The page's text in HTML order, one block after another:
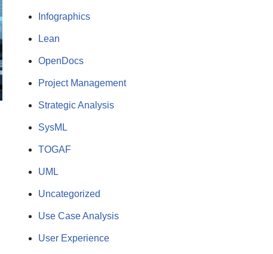
Infographics
Lean
OpenDocs
Project Management
Strategic Analysis
SysML
TOGAF
UML
Uncategorized
Use Case Analysis
User Experience